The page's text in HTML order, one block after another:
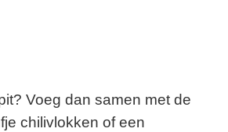
Voeg dan samen met de
chilivlokken of een